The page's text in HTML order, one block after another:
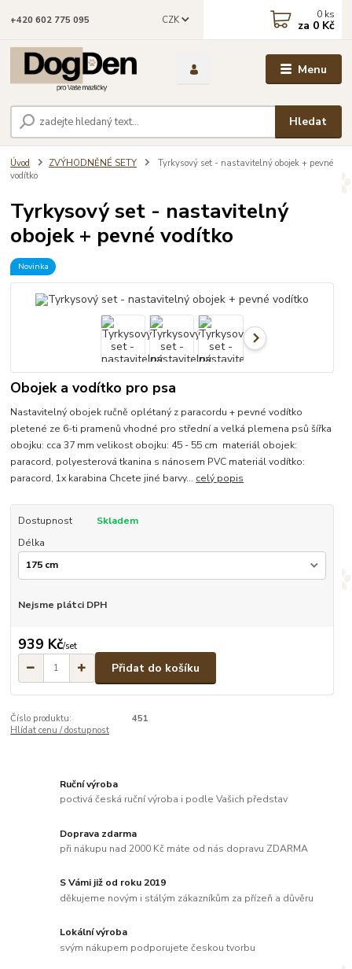
Menu
CZK
Hledat
+420 602 775 095 0 ks
za 0 Kč
Úvod ZVÝHODNĚNÉ SETY
Tyrkysový set - nastavitelný obojek + pevné
vodítko
Tyrkysový set - nastavitelný
obojek + pevné vodítko
Novinka
Obojek a vodítko pro psa
Nastavitelný obojek ručně oplétaný z paracordu + pevné vodítko
pletené ze 6-ti pramenů vhodné pro střední a velká plemena psů šířka
obojku: cca 37 mm velikost obojku: 45 - 55 cm materiál obojek:
paracord, polyesterová tkanina s nánosem PVC materiál vodítko:
paracord, 1x karabina Chcete jiné barvy... celý popis
Dostupnost
Skladem
Délka
Nejsme plátci DPH
939 Kč/set
Přidat do košíku
Číslo produktu:
451
Hlídat cenu / dostupnost
Ruční výroba
poctivá česká ruční výroba i podle Vašich představ
Doprava zdarma
při nákupu nad 2000 Kč máte od nás dopravu ZDARMA
S Vámi již od roku 2019
děkujeme novým i stálým zákazníkům za přízeň a důvěru
Lokální výroba
svým nákupem podporujete českou tvorbu